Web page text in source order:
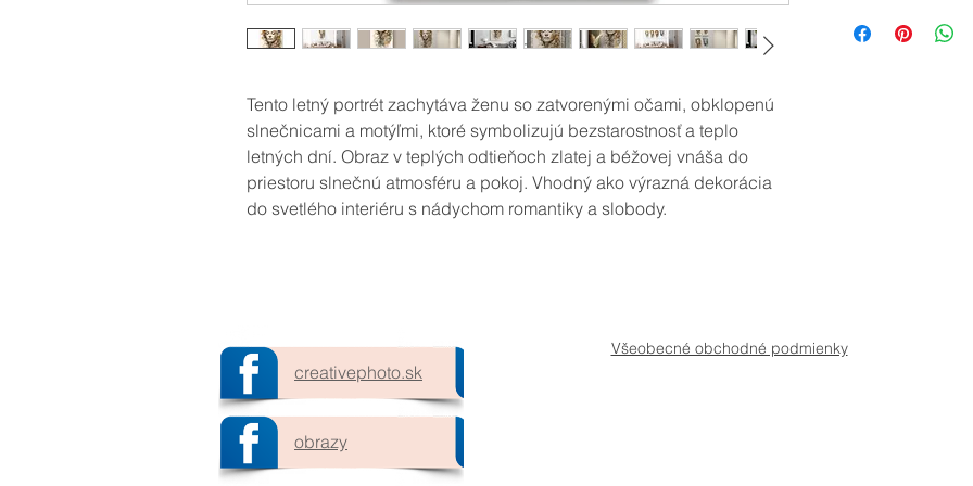
Tento letný portrét zachytáva ženu so zatvorenými očami, obklopenú
slnečnicami a motýľmi, ktoré symbolizujú bezstarostnosť a teplo
letných dní. Obraz v teplých odtieňoch zlatej a béžovej vnáša do
priestoru slnečnú atmosféru a pokoj. Vhodný ako výrazná dekorácia
do svetlého interiéru s nádychom romantiky a slobody.
obrazu s
obrazy
creativephoto.sk​
Všeobecné obchodné podmienky